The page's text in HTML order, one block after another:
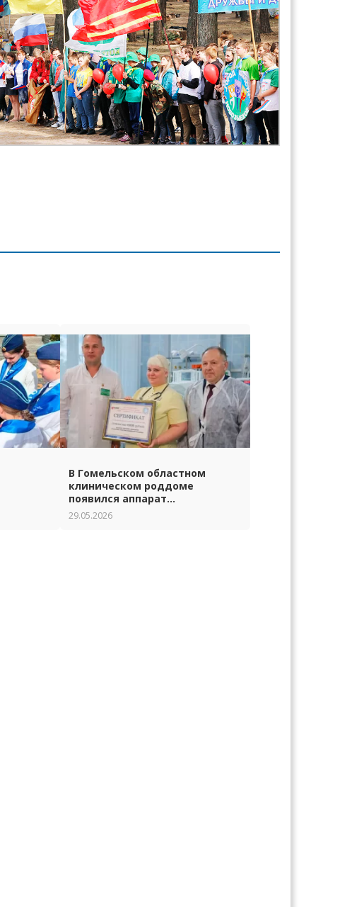
В Гомельском областном
клиническом роддоме
появился аппарат
искусственной вентиляции
29.05.2026